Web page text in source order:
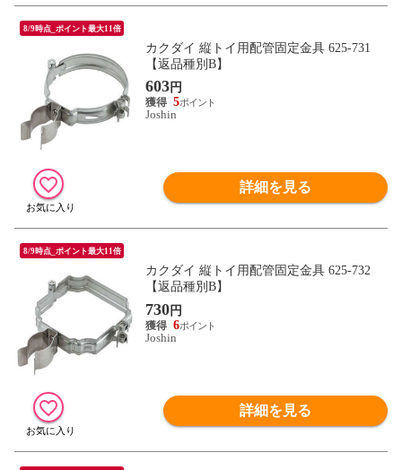
8/9時点_ポイント最大11倍
カクダイ 縦トイ用配管固定金具 625-731
【返品種別B】
603円
5
Joshin
詳細を見る
8/9時点_ポイント最大11倍
カクダイ 縦トイ用配管固定金具 625-732
【返品種別B】
730円
6
Joshin
詳細を見る